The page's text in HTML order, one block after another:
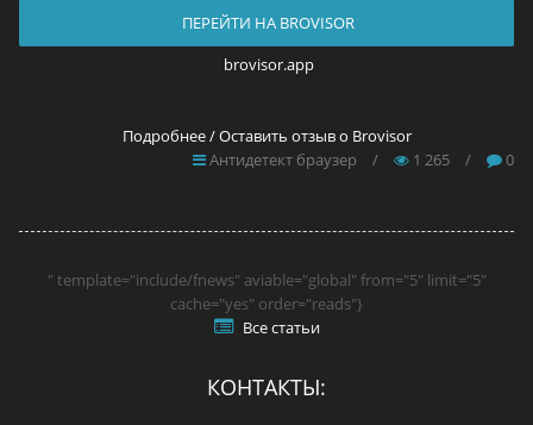
ПЕРЕЙТИ НА BROVISOR
brovisor.app
Подробнее / Оставить отзыв о Brovisor
Антидетект браузер
/ 1 265 / 0
" template="include/fnews" aviable="global" from="5" limit="5"
cache="yes" order="reads"}
Все статьи
КОНТАКТЫ: